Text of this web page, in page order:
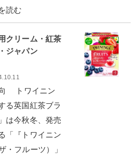
読む
クリーム・紅茶
ジャパン
トワイニン
る英国紅茶ブラ
は今秋冬、発売
「『トワイニン
・フルーツ）」